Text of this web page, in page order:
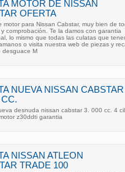
MOTOR DE NISSAN
OFERTA
motor para Nissan Cabstar, muy bien de
comprobación. Te la damos con garantia
lo mismo que todas las culatas que
o visita nuestra web de piezas y
desguace M
NUEVA NISSAN CABSTAR
desnuda nissan cabstar 3. 000 cc. 4
z30ddti garantia
NISSAN ATLEON
TRADE 100